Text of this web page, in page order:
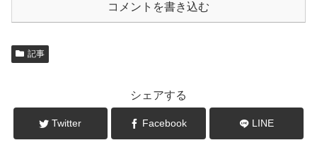
コメントを書き込む
記事
シェアする
Twitter Facebook LINE